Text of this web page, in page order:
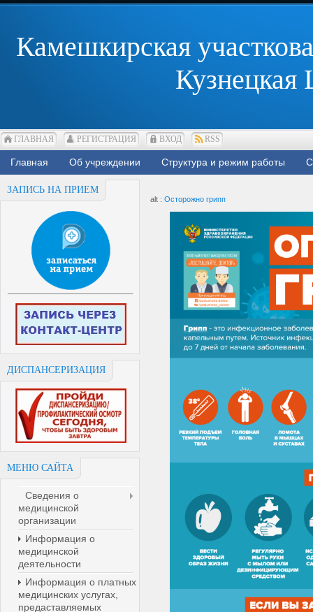
Камешкирская
Кузнецкая
ГЛАВНАЯ РЕГИСТРАЦИЯ ВХОД RSS
Главная Об учреждении Структура и режим работы
ЗАПИСЬ НА ПРИЕМ
ДИСПАНСЕРИЗАЦИЯ
МЕНЮ САЙТА
Сведения о
медицинской
организации
Информация о
медицинской
деятельности
Информация о платных
медицинских услугах,
предаставляемых
alt : Осторожно грипп